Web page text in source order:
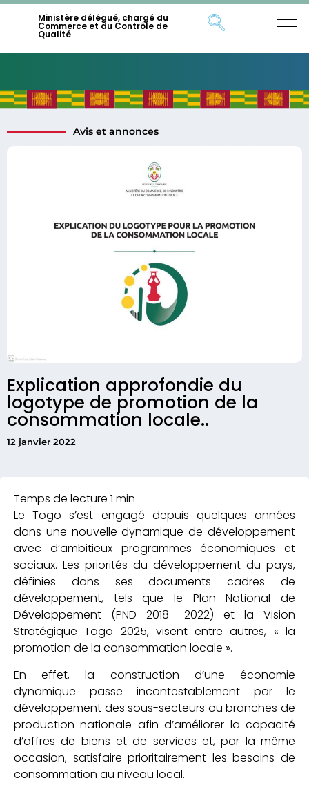
Ministère délégué, chargé du
Commerce et du Contrôle de
Qualité
Explication approfondie du
logotype de promotion de la
consommation locale..
12 janvier 2022
Avis et annonces
Le Togo s’est engagé depuis quelques années
dans une nouvelle dynamique de développement
avec d’ambitieux programmes économiques et
sociaux. Les priorités du développement du pays,
définies dans ses documents cadres de
développement, tels que le Plan National de
Développement (PND 2018- 2022) et la Vision
Stratégique Togo 2025, visent entre autres, « la
promotion de la consommation locale ».
En effet, la construction d’une économie
dynamique passe incontestablement par le
développement des sous-secteurs ou branches de
production nationale afin d’améliorer la capacité
d’offres de biens et de services et, par la même
occasion, satisfaire prioritairement les besoins de
consommation au niveau local.